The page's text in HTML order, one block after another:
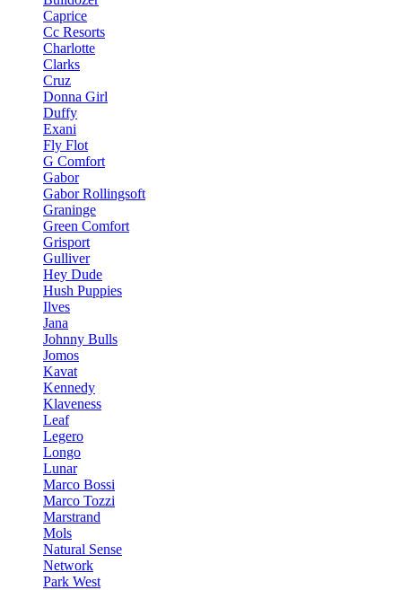
Caprice
Cc Resorts
Charlotte
Clarks
Cruz
Donna Girl
Duffy
Exani
Fly Flot
G Comfort
Gabor
Gabor Rollingsoft
Graninge
Green Comfort
Grisport
Gulliver
Hey Dude
Hush Puppies
Ilves
Jana
Johnny Bulls
Jomos
Kavat
Kennedy
Klaveness
Leaf
Legero
Longo
Lunar
Marco Bossi
Marco Tozzi
Marstrand
Mols
Natural Sense
Network
Park West